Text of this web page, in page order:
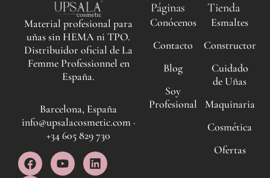
Material profesional para
uñas sin HEMA ni TPO.
Distribuidor oficial de La
Femme Professionnel en
España.
Barcelona, España
info@upsalacosmetic.com ·
+34 605 829 730
F
a
Y
o
L
i
I
n
Páginas
Conócenos
Contacto
Blog
Soy
Profesional
Tienda
Esmaltes
Constructor
Cuidado
de Uñas
Maquinaria
Cosmética
Ofertas